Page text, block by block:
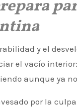
y el
el vacío
aunque ya
por la